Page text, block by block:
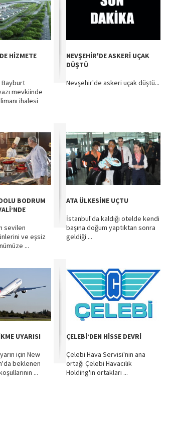
HİZMETE
Bayburt
mevkiinde
ihalesi
NEVŞEHİR'DE ASKERİ UÇAK
DÜŞTÜ
Nevşehir'de askeri uçak düştü...
BODRUM
sevilen
ve eşsiz
...
ATA ÜLKESİNE UÇTU
İstanbul'da kaldığı otelde kendi
başına doğum yaptıktan sonra
geldiği ...
UYARISI
için New
beklenen
...
ÇELEBİ’DEN HİSSE DEVRİ
Çelebi Hava Servisi'nin ana
ortağı Çelebi Havacılık
Holding'in ortakları ...